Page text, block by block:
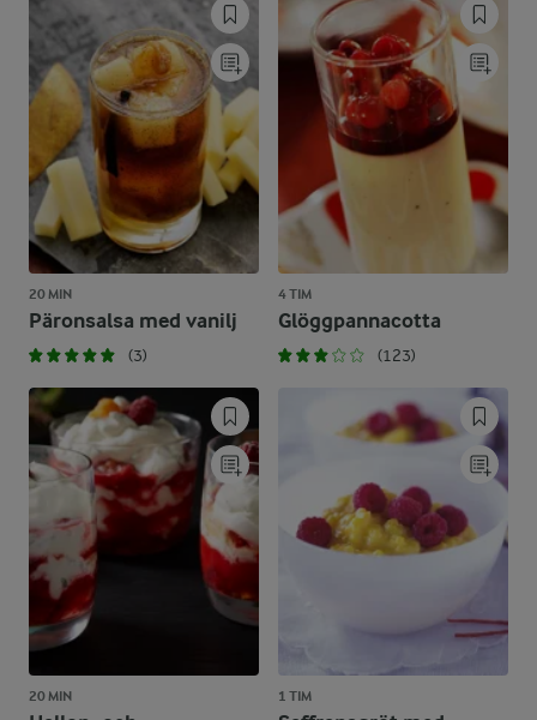
20 MIN
Päronsalsa med vanilj
(3)
4 TIM
Glöggpannacotta
(123)
20 MIN 1 TIM